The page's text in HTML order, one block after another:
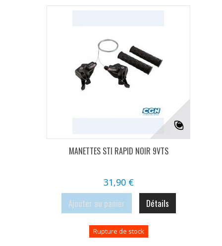
MANETTES STI RAPID NOIR 9VTS
31,90 €
Ajouter au panier Détails
Rupture de stock